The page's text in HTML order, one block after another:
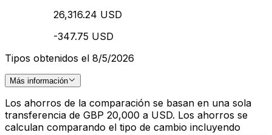
26,316.24 USD
-347.75 USD
Tipos obtenidos el 8/5/2026
Más información
Los ahorros de la comparación se basan en una sola
transferencia de GBP 20,000 a USD. Los ahorros se
calculan comparando el tipo de cambio incluyendo